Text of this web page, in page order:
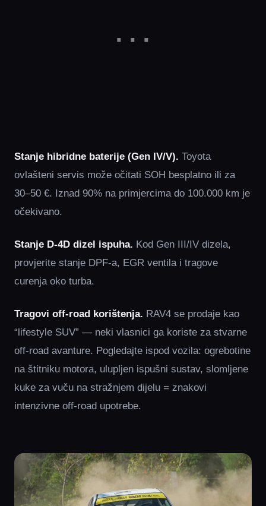
Stanje hibridne baterije (Gen IV/V). Toyota
ovlašteni servis može očitati SOH besplatno ili za
30–50 €. Iznad 90% na primjercima do 100.000 km je
očekivano.
Stanje D-4D dizel ispuha. Kod Gen III/IV dizela,
provjerite stanje DPF-a, EGR ventila i tragove
curenja oko turba.
Tragovi off-road korištenja. RAV4 se prodaje kao
“lifestyle SUV” — neki vlasnici ga koriste za stvarne
off-road avanture. Pogledajte ispod vozila: ogrebotine
na štitniku motora, ulupljen ispušni sustav, slomljene
kuke za vuču na stražnjem dijelu = znakovi
intenzivne off-road upotrebe.